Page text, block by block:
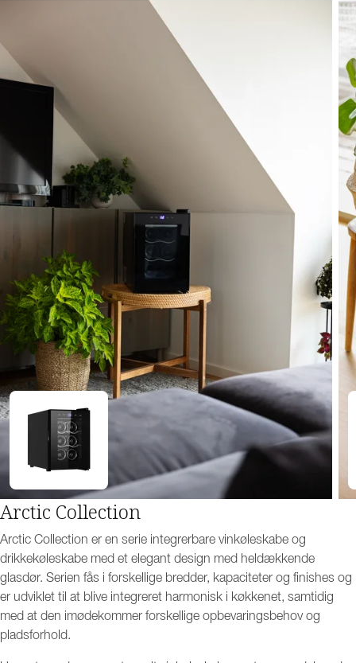
Arctic Collection
Arctic Collection er en serie integrerbare vinkøleskabe og
drikkekøleskabe med et elegant design med heldækkende
glasdør. Serien fås i forskellige bredder, kapaciteter og finishes og
er udviklet til at blive integreret harmonisk i køkkenet, samtidig
med at den imødekommer forskellige opbevaringsbehov og
pladsforhold.